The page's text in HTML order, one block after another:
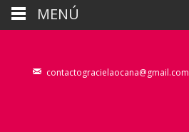
contactogracielaocana@gmail.com
MENÚ